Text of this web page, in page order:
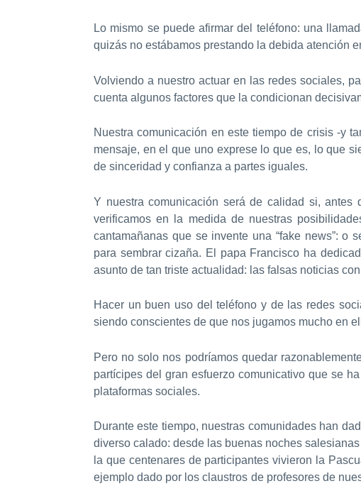
Lo mismo se puede afirmar del teléfono: una
quizás no estábamos prestando la debida atención
Volviendo a nuestro actuar en las redes sociales,
cuenta algunos factores que la condicionan
Nuestra comunicación en este tiempo de crisis -y
mensaje, en el que uno exprese lo que es, lo que
de sinceridad y confianza a partes iguales.
Y nuestra comunicación será de calidad si, antes
verificamos en la medida de nuestras
cantamañanas que se invente una “fake news”: o
para sembrar cizaña. El papa Francisco ha
asunto de tan triste actualidad: las falsas noticias
Hacer un buen uso del teléfono y de las redes
siendo conscientes de que nos jugamos mucho en
Pero no solo nos podríamos quedar
partícipes del gran esfuerzo comunicativo que se
plataformas sociales.
Durante este tiempo, nuestras comunidades han
diverso calado: desde las buenas noches
la que centenares de participantes vivieron la
ejemplo dado por los claustros de profesores de